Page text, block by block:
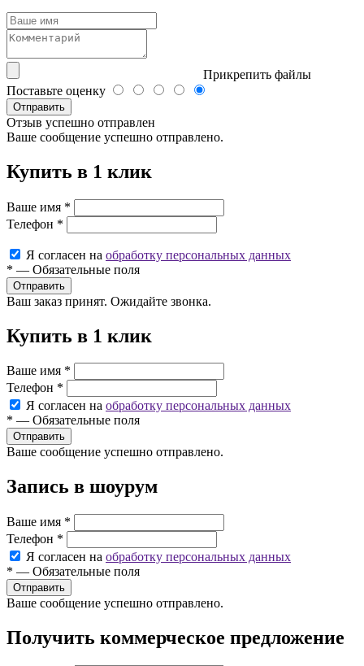
Прикрепить файлы
Поставьте оценку
Отправить
Отзыв успешно отправлен
Ваше сообщение успешно отправлено.
Купить в 1 клик
Ваше имя *
Телефон *
Я согласен на обработку персональных данных
* — Обязательные поля
Ваш заказ принят. Ожидайте звонка.
Купить в 1 клик
Ваше имя *
Телефон *
Я согласен на обработку персональных данных
* — Обязательные поля
Ваше сообщение успешно отправлено.
Запись в шоурум
Ваше имя *
Телефон *
Я согласен на обработку персональных данных
* — Обязательные поля
Ваше сообщение успешно отправлено.
Получить коммерческое предложение